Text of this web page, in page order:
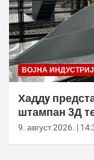
ВОЈНА
Хаддy
штампан 3Д
9. август 2026. |